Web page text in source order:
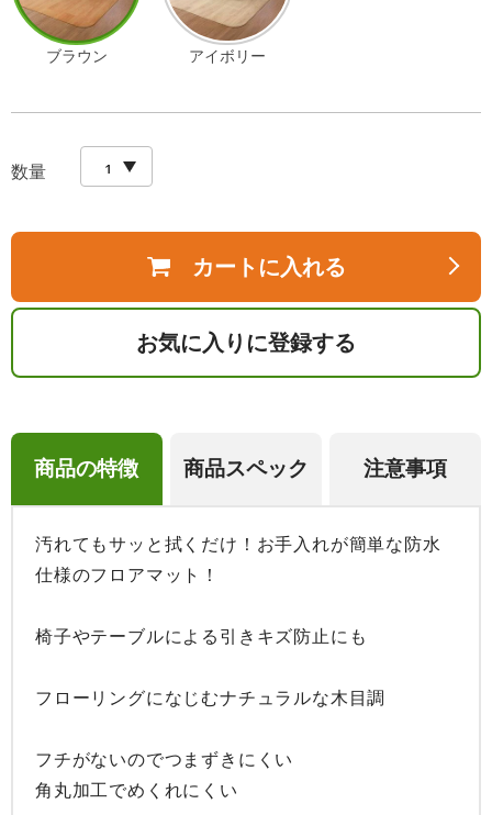
ブラウン アイボリー
数量
カートに入れる
お気に入りに登録する
商品の特徴 商品スペック 注意事項
汚れてもサッと拭くだけ！お手入れが簡単な防水
仕様のフロアマット！
椅子やテーブルによる引きキズ防止にも
フローリングになじむナチュラルな木目調
フチがないのでつまずきにくい
角丸加工でめくれにくい